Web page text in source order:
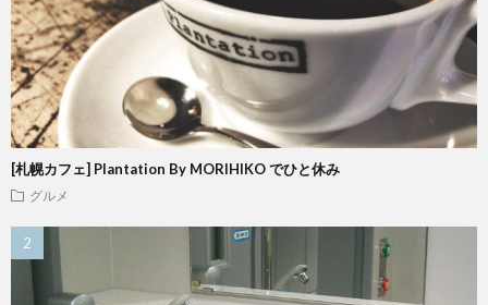
[札幌カフェ] Plantation By MORIHIKO でひと休み
グルメ